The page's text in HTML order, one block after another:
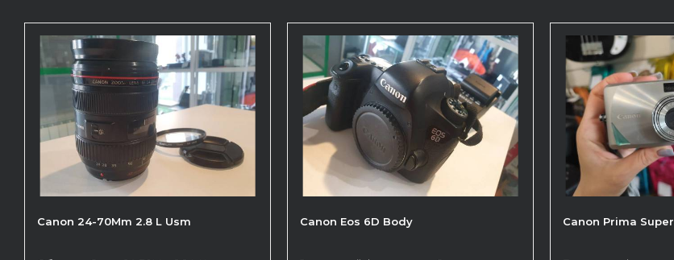
Canon 24-70Mm 2.8 L Usm Canon Eos 6D Body Canon Prima Super